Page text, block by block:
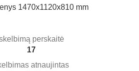
1470x1120x810 mm
perskaitė
17
atnaujintas